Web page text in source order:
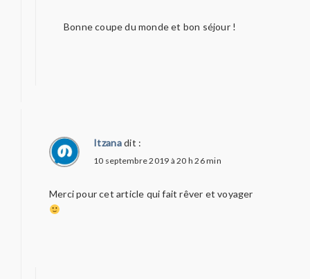
Bonne coupe du monde et bon séjour !
Itzanadit :
10 septembre 2019 à 20 h 26 min
Merci pour cet article qui fait rêver et voyager